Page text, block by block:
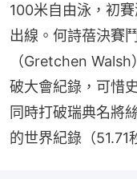
100米自由泳，初
出線。何詩蓓決賽
（Gretchen
破大會紀錄，可惜
同時打破瑞典名將
的世界紀錄（51.71